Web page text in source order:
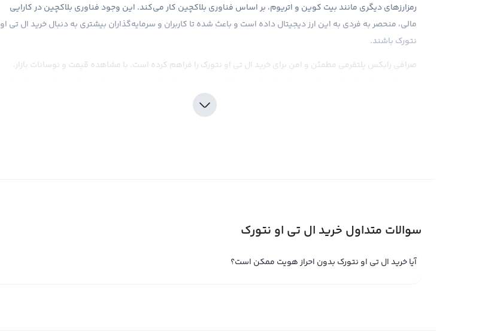
رمزارزهای دیگری مانند بیت کوین و اتریوم، بر اساس فناوری بلاکچین کار می‌کند. این وجود فناوری بلاکچین در کارایی
مالی، منحصر به فردی به این ارز دیجیتال داده است و باعث شده تا کاربران و سرمایه‌گذاران بیشتری به دنبال خرید ال تی او
نتورک باشند.
صرافی رابکس پلتفرمی مطمئن و امن برای خرید ال تی او نتورک را فراهم کرده است. با مشاهده قیمت و نوسانات بازار،
صرافی رابکس، باعث شده تا تجربه خریدی راحت و مطمئن برای سرمایه‌گذاران فراهم شود.
قیمت را برای فروش LTO به دست آورید و سود خود را افزایش دهید.
سوالات متداول خرید ال تی او نتورک
آیا خرید ال تی او نتورک بدون احراز هویت ممکن است؟